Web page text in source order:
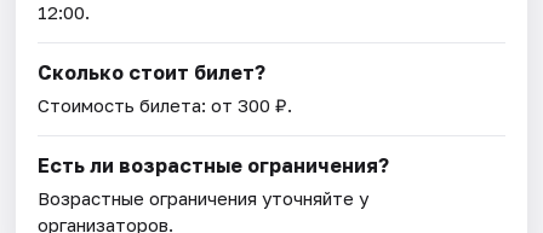
12:00.
Сколько стоит билет?
Стоимость билета: от 300 ₽.
Есть ли возрастные ограничения?
Возрастные ограничения уточняйте у
организаторов.